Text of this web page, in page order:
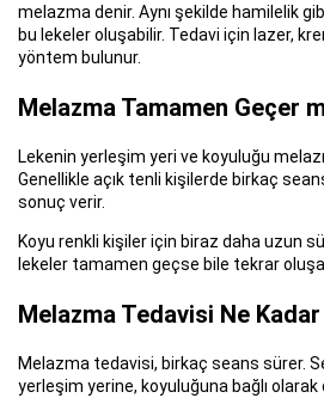
melazma denir. Aynı şekilde hamilelik
bu lekeler oluşabilir. Tedavi için lazer,
yöntem bulunur.
Melazma Tamamen Geçer
Lekenin yerleşim yeri ve koyuluğu
Genellikle açık tenli kişilerde birkaç
sonuç verir.
Koyu renkli kişiler için biraz daha uzun
lekeler tamamen geçse bile tekrar
Melazma Tedavisi Ne
Melazma tedavisi, birkaç seans sürer.
yerleşim yerine, koyuluğuna bağlı olarak